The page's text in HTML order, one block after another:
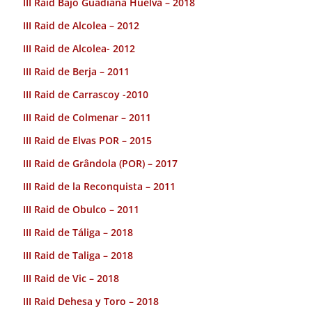
III Raid de Alcolea – 2012
III Raid de Alcolea- 2012
III Raid de Berja – 2011
III Raid de Carrascoy -2010
III Raid de Colmenar – 2011
III Raid de Elvas POR – 2015
III Raid de Grândola (POR) – 2017
III Raid de la Reconquista – 2011
III Raid de Obulco – 2011
III Raid de Táliga – 2018
III Raid de Taliga – 2018
III Raid de Vic – 2018
III Raid Dehesa y Toro – 2018